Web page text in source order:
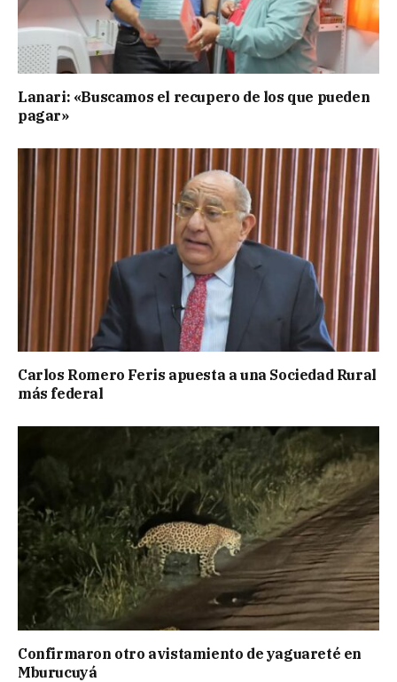
Lanari: «Buscamos el recupero de los que pueden
pagar»
Carlos Romero Feris apuesta a una Sociedad Rural
más federal
Confirmaron otro avistamiento de yaguareté en
Mburucuyá